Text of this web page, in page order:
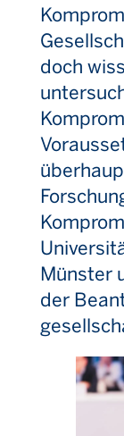
doch
Münster
der